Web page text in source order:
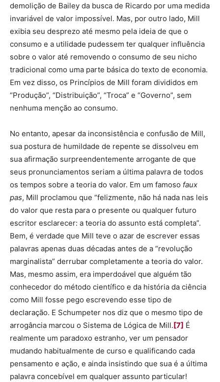
demolição de Bailey da busca de Ricardo por uma medida
invariável de valor impossível. Mas, por outro lado, Mill
exibia seu desprezo até mesmo pela ideia de que o
consumo e a utilidade pudessem ter qualquer influência
sobre o valor até removendo o consumo de seu nicho
tradicional como uma parte básica do texto de economia.
Em vez disso, os Princípios de Mill foram divididos em
“Produção”, “Distribuição”, “Troca” e “Governo”, sem
nenhuma menção ao consumo.
No entanto, apesar da inconsistência e confusão de Mill,
sua postura de humildade de repente se dissolveu em
sua afirmação surpreendentemente arrogante de que
seus pronunciamentos seriam a última palavra de todos
os tempos sobre a teoria do valor. Em um famoso faux
pas, Mill proclamou que “felizmente, não há nada nas leis
do valor que resta para o presente ou qualquer futuro
escritor esclarecer: a teoria do assunto está completa”.
Bem, é verdade que Mill teve o azar de escrever essas
palavras apenas duas décadas antes de a “revolução
marginalista” derrubar completamente a teoria do valor.
Mas, mesmo assim, era imperdoável que alguém tão
conhecedor do método científico e da história da ciência
como Mill fosse pego escrevendo esse tipo de
declaração. E Schumpeter nos diz que o mesmo tipo de
arrogância marcou o Sistema de Lógica de Mill.[7] É
realmente um paradoxo estranho, ver um pensador
mudando habitualmente de curso e qualificando cada
pensamento e ação, e ainda insistindo que sua é a última
palavra concebível em qualquer assunto particular!